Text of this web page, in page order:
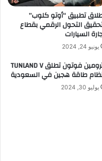
تطبيق “أوتو كلوب”
التحول الرقمي بقطاع
السيارات
يونيو 24, 2024
بترومين فوتون تطلق TUNLAND V
طاقة هجين في السعودية
يوليو 30, 2024